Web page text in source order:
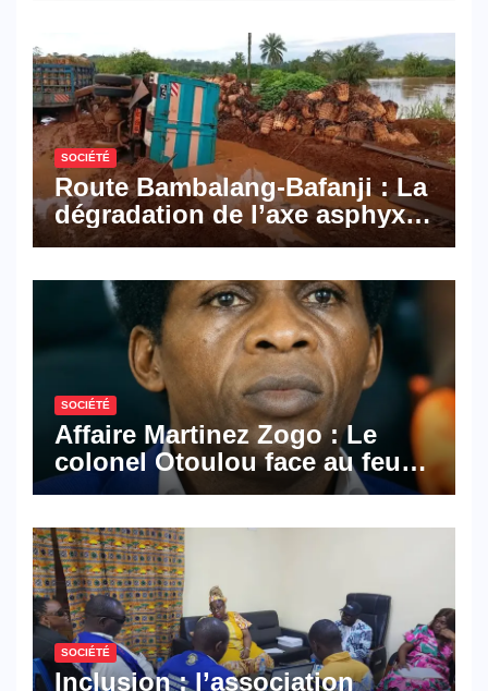
numériques made in
Cameroon
SOCIÉTÉ
Route Bambalang-Bafanji : La
dégradation de l’axe asphyxie
les activités économiques
SOCIÉTÉ
Affaire Martinez Zogo : Le
colonel Otoulou face au feu
croisé des avocats de la
SOCIÉTÉ
Inclusion : l’association